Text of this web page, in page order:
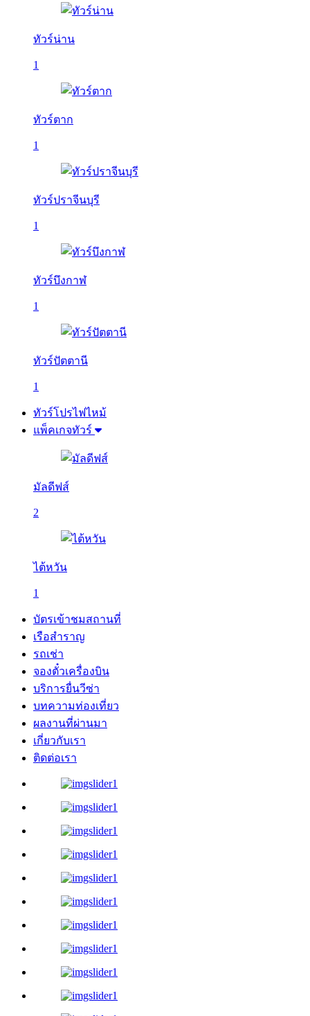
ทัวร์น่าน
1
ทัวร์ตาก
1
ทัวร์ปราจีนบุรี
1
ทัวร์บึงกาฬ
1
ทัวร์ปัตตานี
1
ทัวร์โปรไฟไหม้
แพ็คเกจทัวร์
มัลดีฟส์
2
ไต้หวัน
1
บัตรเข้าชมสถานที่
เรือสำราญ
รถเช่า
จองตั๋วเครื่องบิน
บริการยื่นวีซ่า
บทความท่องเที่ยว
ผลงานที่ผ่านมา
เกี่ยวกับเรา
ติดต่อเรา